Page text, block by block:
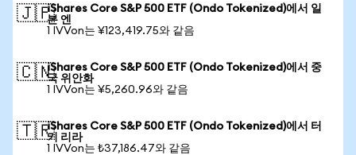
🇯🇵iShares Core S&P 500 ETF (Ondo Tokenized)에서 일
본 엔
1 IVVon는 ¥123,419.75와 같음
🇨🇳iShares Core S&P 500 ETF (Ondo Tokenized)에서 중
국 위안화
1 IVVon는 ¥5,260.96와 같음
🇹🇷iShares Core S&P 500 ETF (Ondo Tokenized)에서 터
키 리라
1 IVVon는 ₺37,186.47와 같음